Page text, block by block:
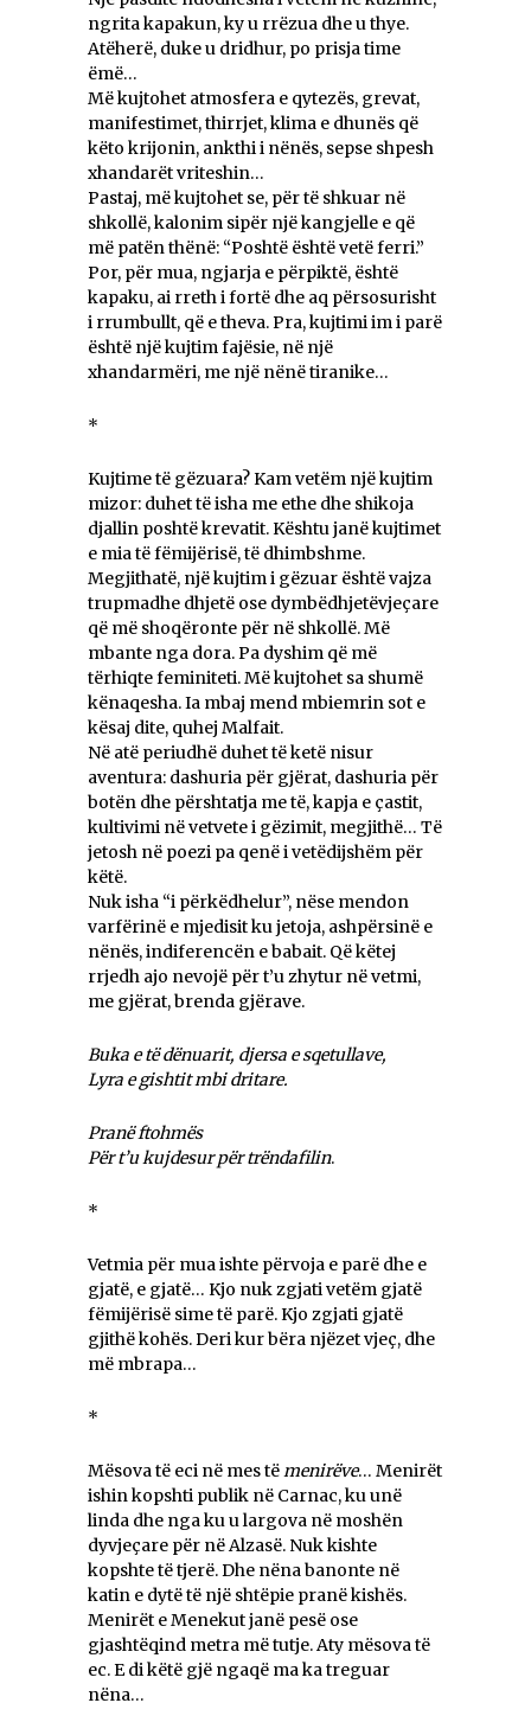
ngrita kapakun, ky u rrëzua dhe u thye.
Atëherë, duke u dridhur, po prisja time
ëmë…
Më kujtohet atmosfera e qytezës, grevat,
manifestimet, thirrjet, klima e dhunës që
këto krijonin, ankthi i nënës, sepse shpesh
xhandarët vriteshin…
Pastaj, më kujtohet se, për të shkuar në
shkollë, kalonim sipër një kangjelle e që
më patën thënë: “Poshtë është vetë ferri.”
Por, për mua, ngjarja e përpiktë, është
kapaku, ai rreth i fortë dhe aq përsosurisht
i rrumbullt, që e theva. Pra, kujtimi im i parë
është një kujtim fajësie, në një
xhandarmëri, me një nënë tiranike…
*
Kujtime të gëzuara? Kam vetëm një kujtim
mizor: duhet të isha me ethe dhe shikoja
djallin poshtë krevatit. Kështu janë kujtimet
e mia të fëmijërisë, të dhimbshme.
Megjithatë, një kujtim i gëzuar është vajza
trupmadhe dhjetë ose dymbëdhjetëvjeçare
që më shoqëronte për në shkollë. Më
mbante nga dora. Pa dyshim që më
tërhiqte feminiteti. Më kujtohet sa shumë
kënaqesha. Ia mbaj mend mbiemrin sot e
kësaj dite, quhej Malfait.
Në atë periudhë duhet të ketë nisur
aventura: dashuria për gjërat, dashuria për
botën dhe përshtatja me të, kapja e çastit,
kultivimi në vetvete i gëzimit, megjithë… Të
jetosh në poezi pa qenë i vetëdijshëm për
këtë.
Nuk isha “i përkëdhelur”, nëse mendon
varfërinë e mjedisit ku jetoja, ashpërsinë e
nënës, indiferencën e babait. Që këtej
rrjedh ajo nevojë për t’u zhytur në vetmi,
me gjërat, brenda gjërave.
Buka e të dënuarit, djersa e sqetullave,
Lyra e gishtit mbi dritare.
Pranë ftohmës
Për t’u kujdesur për trëndafilin.
*
Vetmia për mua ishte përvoja e parë dhe e
gjatë, e gjatë… Kjo nuk zgjati vetëm gjatë
fëmijërisë sime të parë. Kjo zgjati gjatë
gjithë kohës. Deri kur bëra njëzet vjeç, dhe
më mbrapa…
*
Mësova të eci në mes tëmenirëve… Menirët
ishin kopshti publik në Carnac, ku unë
linda dhe nga ku u largova në moshën
dyvjeçare për në Alzasë. Nuk kishte
kopshte të tjerë. Dhe nëna banonte në
katin e dytë të një shtëpie pranë kishës.
Menirët e Menekut janë pesë ose
gjashtëqind metra më tutje. Aty mësova të
ec. E di këtë gjë ngaqë ma ka treguar
nëna…